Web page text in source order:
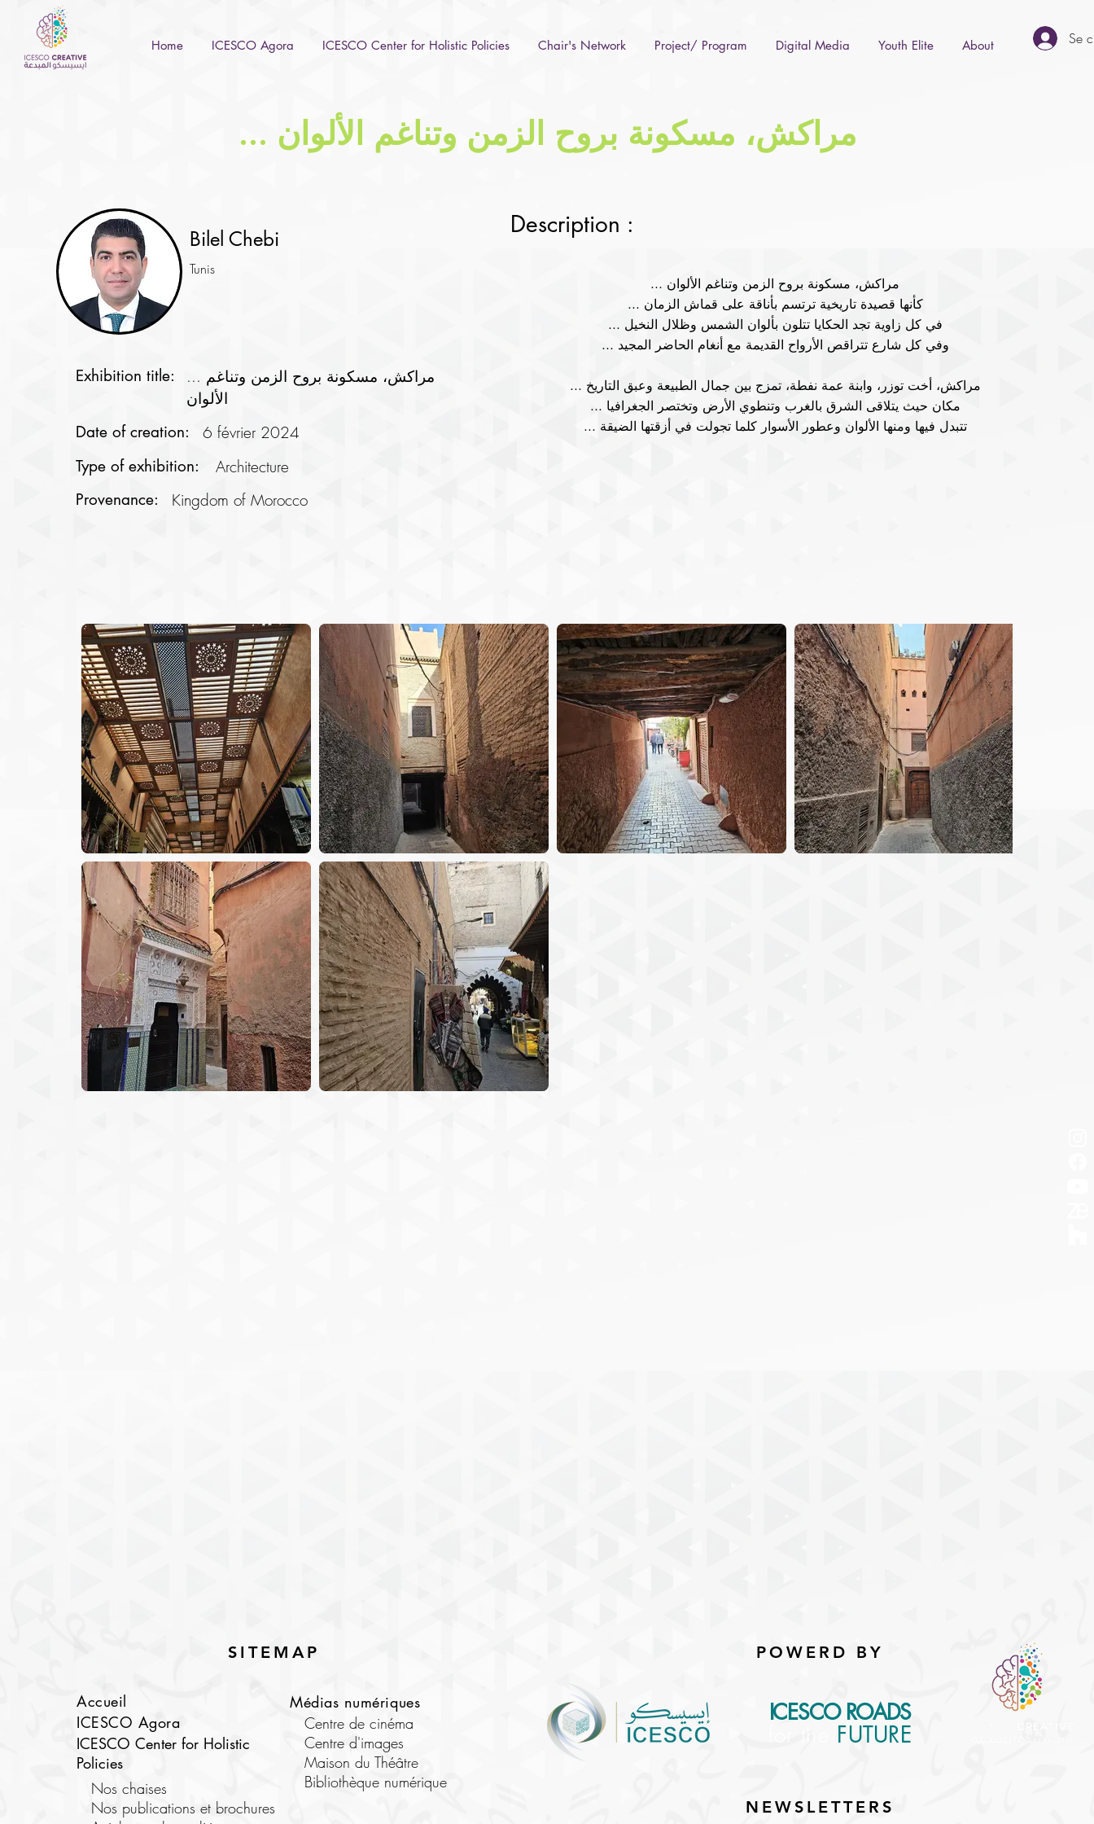
Home ICESCO Agora ICESCO Center for Holistic Policies Chair's Network Project/ Program Digital Media Youth Elite About Se
... مراكش، مسكونة بروح الزمن وتناغم الألوان
Bilel Chebi
Tunis
Exhibition title:
... مراكش، مسكونة بروح الزمن وتناغم
الألوان
Date of creation: 6 février 2024
Type of exhibition: Architecture
Provenance: Kingdom of Morocco
Description :
... مراكش، مسكونة بروح الزمن وتناغم الألوان
... كأنها قصيدة تاريخية ترتسم بأناقة على قماش الزمان
... في كل زاوية تجد الحكايا تتلون بألوان الشمس وظلال النخيل
... وفي كل شارع تتراقص الأرواح القديمة مع أنغام الحاضر المجيد
... مراكش، أخت توزر، وابنة عمة نفطة، تمزج بين جمال الطبيعة وعبق التاريخ
... مكان حيث يتلاقى الشرق بالغرب وتنطوي الأرض وتختصر الجغرافيا
... تتبدل فيها ومنها الألوان وعطور الأسوار كلما تجولت في أزقتها الضيقة
SITEMAP
Accueil
ICESCO Agora
ICESCO Center for Holistic
Policies
Nos chaises
Nos publications et brochures
Médias numériques
Centre de cinéma
Centre d'images
Maison du Théâtre
Bibliothèque numérique
POWERD BY
ICESCO ROADS
FUTURE
NEWSLETTERS